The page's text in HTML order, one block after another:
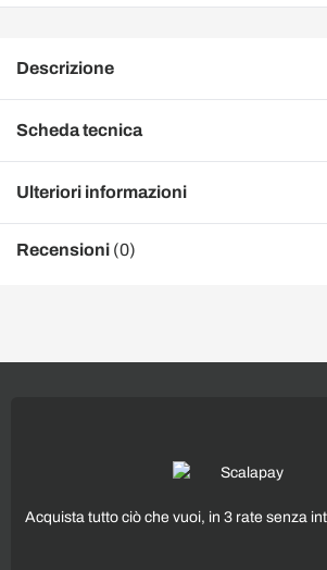
Descrizione
Scheda tecnica
Ulteriori informazioni
Recensioni (0)
Acquista tutto ciò che vuoi, in 3 rate senza